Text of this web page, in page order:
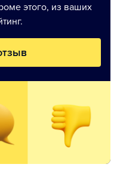
этого, из ваших